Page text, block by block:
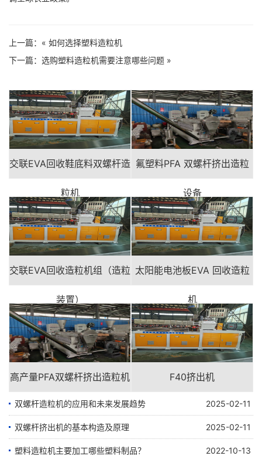
上一篇：« 如何选择塑料造粒机
下一篇： 选购塑料造粒机需要注意哪些问题 »
交联EVA回收鞋底料双螺杆造
粒机
氟塑料PFA 双螺杆挤出造粒
设备
交联EVA回收造粒机组（造粒
装置）
太阳能电池板EVA 回收造粒
机
高产量PFA双螺杆挤出造粒机 F40挤出机
双螺杆造粒机的应用和未来发展趋势 2025-02-11
双螺杆挤出机的基本构造及原理 2025-02-11
塑料造粒机主要加工哪些塑料制品？ 2022-10-13